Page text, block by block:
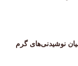
نوشیدنی‌های گرم